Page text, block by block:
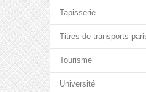
Tapisserie
Titres de transports
Tourisme
Université